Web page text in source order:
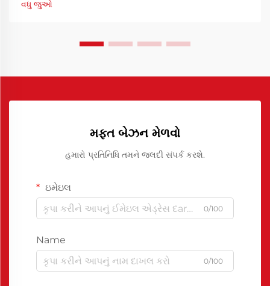
વધુ જુઓ
મફત બેઝન મેળવો
હમારો પ્રતિનિધિ તમને જલદી સંપર્ક કરશે.
ઇમેઇલ
0/100
Name
0/100